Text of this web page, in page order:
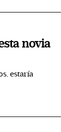
novia
estaría